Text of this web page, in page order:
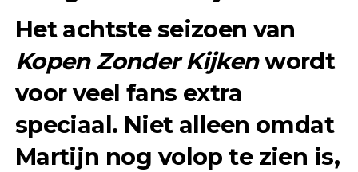
Het achtste seizoen van
Kopen Zonder Kijkenwordt
voor veel fans extra
speciaal. Niet alleen omdat
Martijn nog volop te zien is,